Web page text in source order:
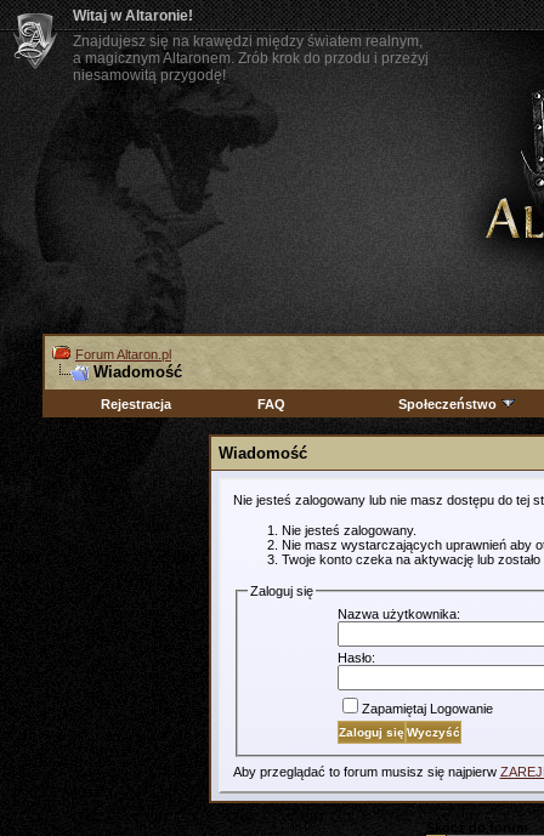
Witaj w Altaronie!
Znajdujesz się na krawędzi między światem realnym,
a magicznym Altaronem. Zrób krok do przodu i przeżyj
niesamowitą przygodę!
Forum Altaron.pl
Wiadomość
Rejestracja FAQ Społeczeństwo
Wiadomość
Nie jesteś zalogowany lub nie masz dostępu do tej
Nie jesteś zalogowany.
Nie masz wystarczających uprawnień aby
Twoje konto czeka na aktywację lub
Zaloguj się
Nazwa użytkownika:
Hasło:
Zapamiętaj Logowanie
Aby przeglądać to forum musisz się najpierw
Skocz do forum